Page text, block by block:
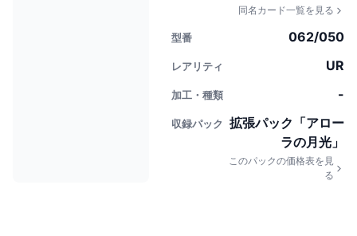
同名カード一覧を見る
型番 062/050
レアリティ UR
加工・種類 -
収録パック
拡張パック「アロー
ラの月光」
このパックの価格表を見
る